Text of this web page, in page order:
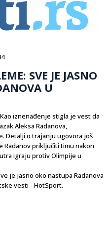
SVE JE JASNO
U
iznenađenje stigla je vest da
Aleksa Radanova,
. Detalji o trajanju ugovora još
Radanov priključiti timu nakon
igraju protiv Olimpije u
je jasno oko nastupa Radanova
vesti - HotSport.